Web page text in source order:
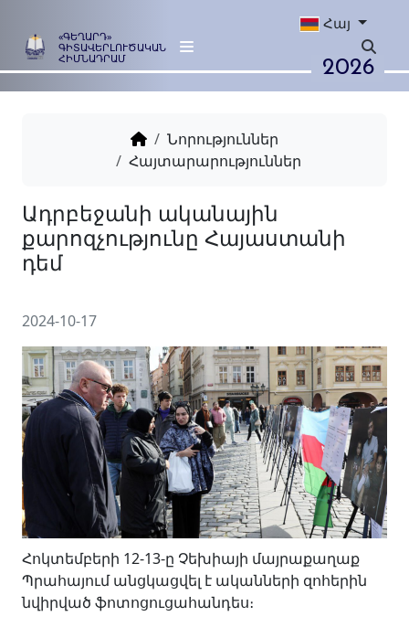
«ԳԵՂԱՐԴ»
ԳԻՏԱՎԵՐԼՈՒԾԱԿԱՆ
ՀԻՄՆԱԴՐԱՄ
Հայ
2026
Նորություններ
Հայտարարություններ
Ադրբեջանի ականային
դեմ
2024-10-17
Հոկտեմբերի 12-13-ը Չեխիայի մայրաքաղաք
Պրահայում անցկացվել է ականների զոհերին
նվիրված ֆոտոցուցահանդես։